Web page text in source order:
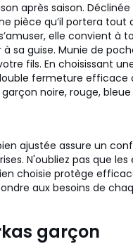
après saison.
qu’il portera tout
elle convient
guise. Munie de
fils. En choisissant
fermeture
noire, rouge,
ajustée assure un
N'oubliez pas que
choisie protège
aux besoins de
garçon